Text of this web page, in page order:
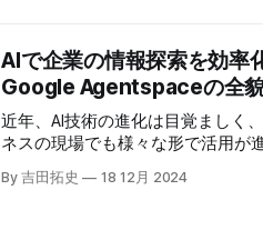
AIで企業の情報探索を効率
Google Agentspaceの全
近年、AI技術の進化は目覚ましく
ネスの現場でも様々な形で活用が
たに発表したGoogle Agentspace
By 吉田拓史 18 12月 2024